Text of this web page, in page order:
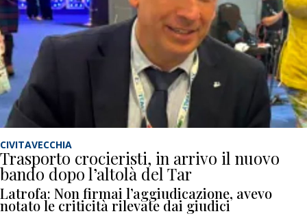
CIVITAVECCHIA
Trasporto crocieristi, in arrivo il nuovo
bando dopo l’altolà del Tar
Latrofa: Non firmai l’aggiudicazione, avevo
notato le criticità rilevate dai giudici